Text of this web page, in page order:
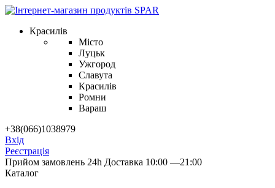
Красилів
Місто
Луцьк
Ужгород
Славута
Красилів
Ромни
Вараш
+38(066)1038979
Вхід
Реєстрація
Прийом замовлень 24h Доставка 10:00 —21:00
Каталог